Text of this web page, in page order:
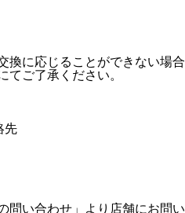
換に応じることができない場合
てご了承ください。
先
問い合わせ」より店舗にお問い